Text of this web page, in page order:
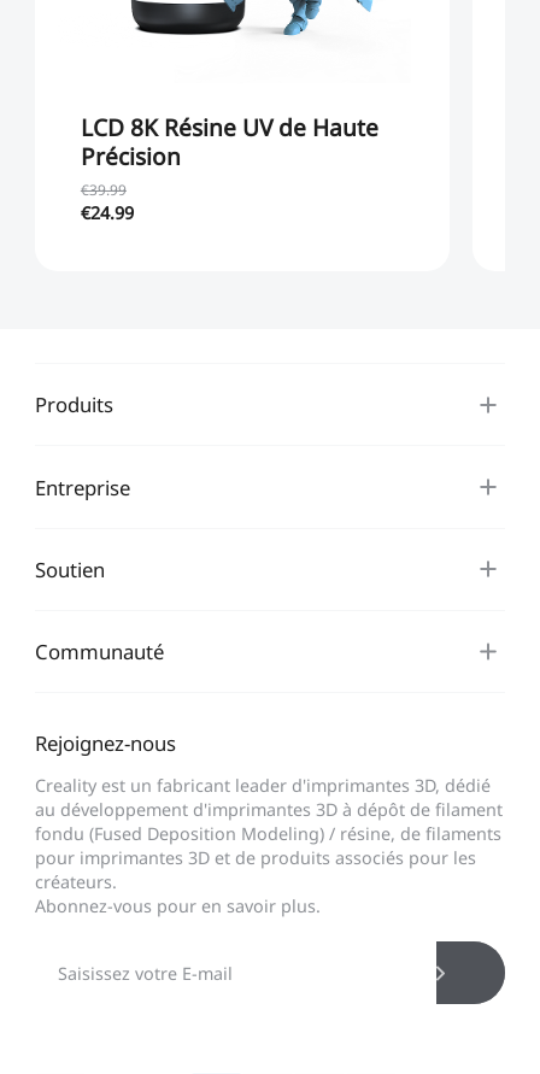
LCD 8K Résine UV de Haute
Précision
€39.99
€24.99
Produits
Entreprise
Soutien
Communauté
Rejoignez-nous
Creality est un fabricant leader d'imprimantes 3D, dédié
au développement d'imprimantes 3D à dépôt de filament
fondu (Fused Deposition Modeling) / résine, de filaments
pour imprimantes 3D et de produits associés pour les
créateurs.
Abonnez-vous pour en savoir plus.